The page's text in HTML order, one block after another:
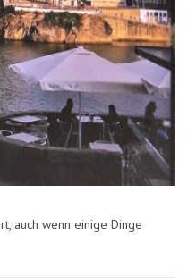
auch wenn einige Dinge